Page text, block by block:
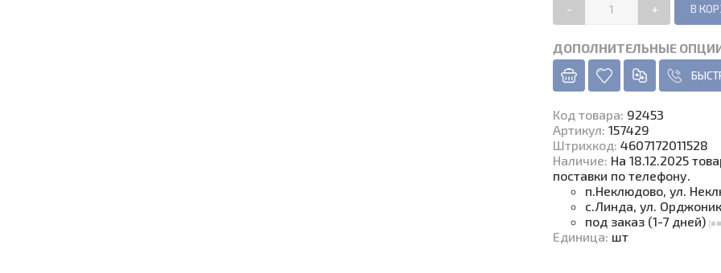
- +
ДОПОЛНИТЕЛЬНЫЕ
Код товара: 92453
Артикул: 157429
Штрихкод: 4607172011528
Наличие: На 18.12.2025
поставки по телефону.
п.Неклюдово, ул.
с.Линда, ул.
под заказ (1-7 дней)
Единица: шт